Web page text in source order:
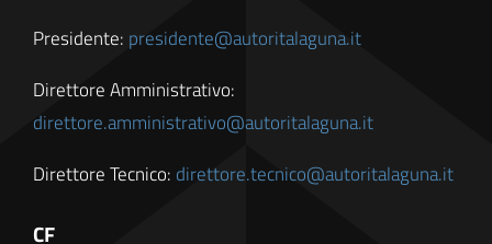
Presidente: presidente@autoritalaguna.it
Direttore Amministrativo:
direttore.amministrativo@autoritalaguna.it
Direttore Tecnico: direttore.tecnico@autoritalaguna.it
CF